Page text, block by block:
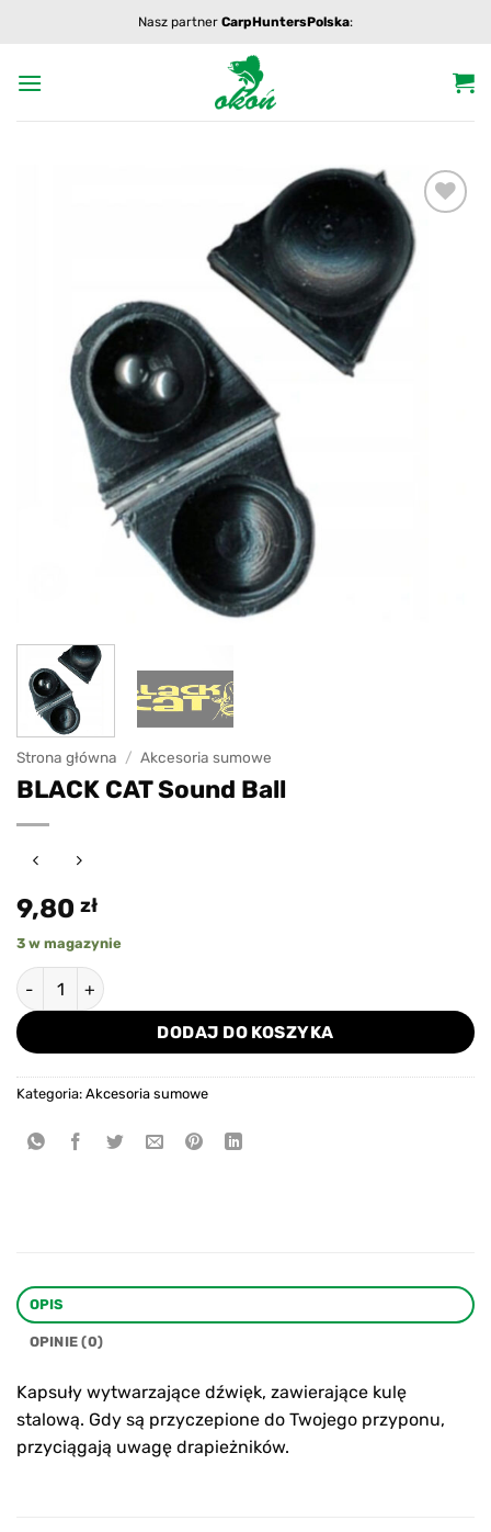
Nasz partner CarpHuntersPolska:
Add to
wishlist
Strona główna / Akcesoria sumowe
BLACK CAT Sound Ball
9,80 zł
3 w magazynie
ilość BLACK CAT Sound Ball
DODAJ DO KOSZYKA
Kategoria: Akcesoria sumowe
OPIS
OPINIE (0)
Kapsuły wytwarzające dźwięk, zawierające kulę
stalową. Gdy są przyczepione do Twojego przyponu,
przyciągają uwagę drapieżników.